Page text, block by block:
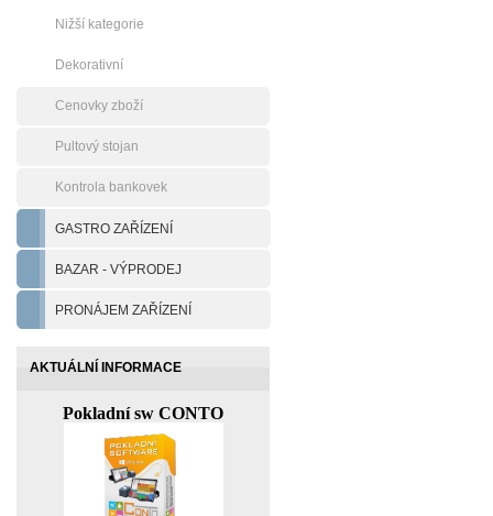
Nižší kategorie
Dekorativní
Cenovky zboží
Pultový stojan
Kontrola bankovek
GASTRO ZAŘÍZENÍ
BAZAR - VÝPRODEJ
PRONÁJEM ZAŘÍZENÍ
AKTUÁLNÍ INFORMACE
Pokladní sw CONTO